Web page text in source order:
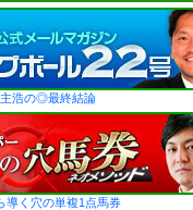
浩の◎最終結論
導く穴の単複1点馬券